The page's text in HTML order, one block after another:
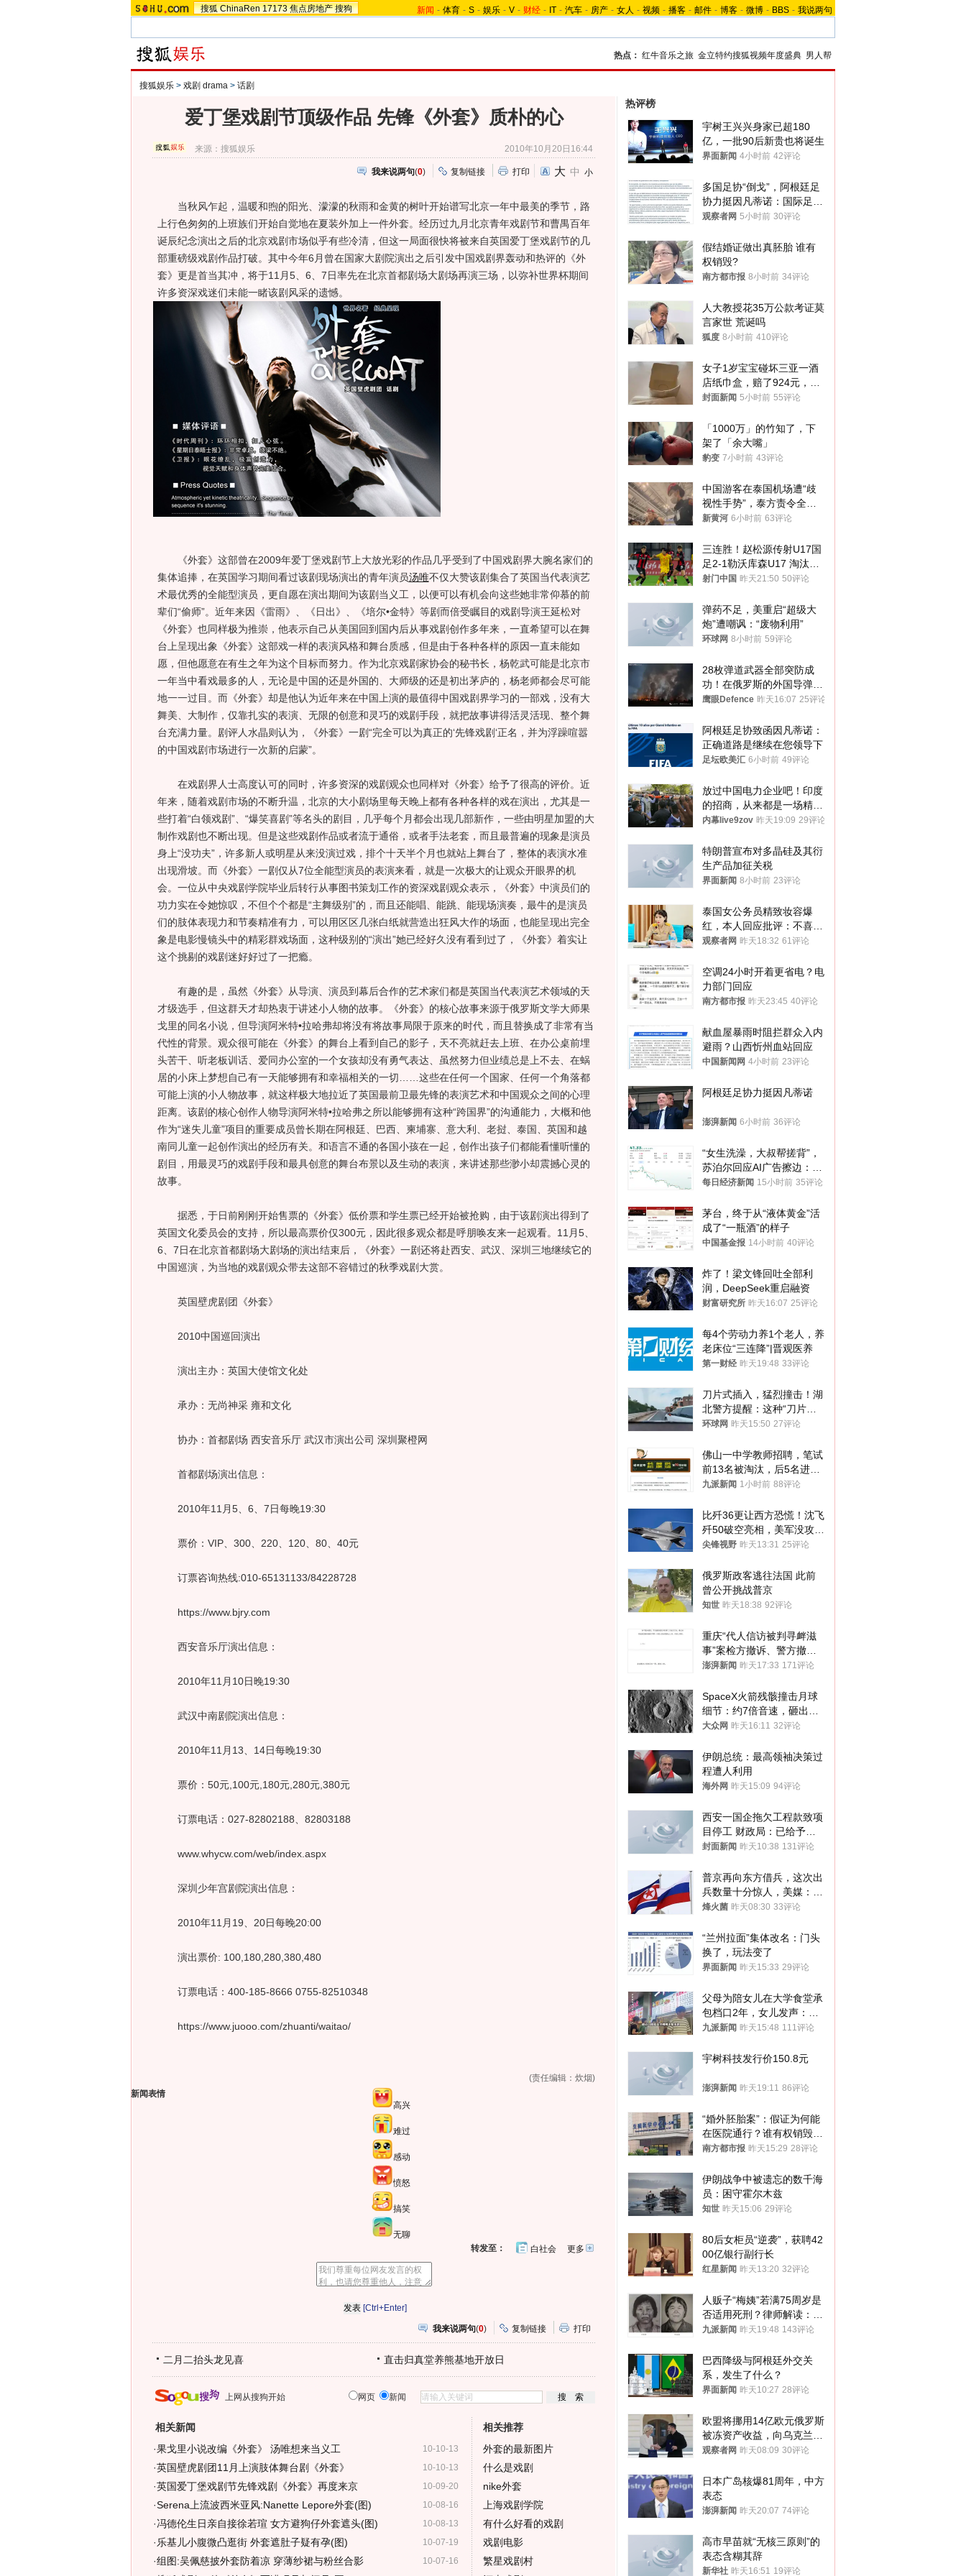
搜狐 ChinaRen 17173 焦点房地产 搜狗 新闻 - 体育 - S - 娱乐 - V - 财经 - IT - 汽车 - 房产 - 女人 - 视频 - 播客 - 邮件 - 博客 - 微博 - BBS - 我说两句
热点： 红牛音乐之旅 金立特约搜狐视频年度盛典 男人帮
搜狐娱乐 > 戏剧 drama > 话剧
爱丁堡戏剧节顶级作品 先锋《外套》质朴的心
来源：搜狐娱乐 2010年10月20日16:44
我来说两句(0) 复制链接 打印 大 中 小
当秋风乍起，温暖和煦的阳光、濛濛的秋雨和金黄的树叶开始谱写北京一年中最美的季节，路
上行色匆匆的上班族们开始自觉地在夏装外加上一件外套。经历过九月北京青年戏剧节和曹禺百年
诞辰纪念演出之后的北京戏剧市场似乎有些冷清，但这一局面很快将被来自英国爱丁堡戏剧节的几
部重磅级戏剧作品打破。其中今年6月曾在国家大剧院演出之后引发中国戏剧界轰动和热评的《外
套》更是首当其冲，将于11月5、6、7日率先在北京首都剧场大剧场再演三场，以弥补世界杯期间
许多资深戏迷们未能一睹该剧风采的遗憾。
《外套》这部曾在2009年爱丁堡戏剧节上大放光彩的作品几乎受到了中国戏剧界大腕名家们的
集体追捧，在英国学习期间看过该剧现场演出的青年演员汤唯不仅大赞该剧集合了英国当代表演艺
术最优秀的全能型演员，更自愿在演出期间为该剧当义工，以便可以有机会向这些她非常仰慕的前
辈们“偷师”。近年来因《雷雨》、《日出》、《培尔•金特》等剧而倍受瞩目的戏剧导演王延松对
《外套》也同样极为推崇，他表示自己从美国回到国内后从事戏剧创作多年来，一直希望可以在舞
台上呈现出象《外套》这部戏一样的表演风格和舞台质感，但是由于各种各样的原因一直未能如
愿，但他愿意在有生之年为这个目标而努力。作为北京戏剧家协会的秘书长，杨乾武可能是北京市
一年当中看戏最多的人，无论是中国的还是外国的、大师级的还是初出茅庐的，杨老师都会尽可能
地一一过目。而《外套》却是他认为近年来在中国上演的最值得中国戏剧界学习的一部戏，没有大
舞美、大制作，仅靠扎实的表演、无限的创意和灵巧的戏剧手段，就把故事讲得活灵活现、整个舞
台充满力量。剧评人水晶则认为，《外套》一剧“完全可以为真正的‘先锋戏剧‘正名，并为浮躁喧嚣
的中国戏剧市场进行一次新的启蒙”。
在戏剧界人士高度认可的同时，许多资深的戏剧观众也同样对《外套》给予了很高的评价。近
年来，随着戏剧市场的不断升温，北京的大小剧场里每天晚上都有各种各样的戏在演出，尤其是一
些打着“白领戏剧”、“爆笑喜剧”等名头的剧目，几乎每个月都会出现几部新作，一些由明星加盟的大
制作戏剧也不断出现。但是这些戏剧作品或者流于通俗，或者手法老套，而且最普遍的现象是演员
身上“没功夫”，许多新人或明星从来没演过戏，排个十天半个月也就站上舞台了，整体的表演水准
出现滑坡。而《外套》一剧仅从7位全能型演员的表演来看，就是一次极大的让观众开眼界的机
会。一位从中央戏剧学院毕业后转行从事图书策划工作的资深戏剧观众表示，《外套》中演员们的
功力实在令她惊叹，不但个个都是“主舞级别”的，而且还能唱、能跳、能现场演奏，最牛的是演员
们的肢体表现力和节奏精准有力，可以用区区几张白纸就营造出狂风大作的场面，也能呈现出完全
象是电影慢镜头中的精彩群戏场面，这种级别的“演出”她已经好久没有看到过了，《外套》着实让
这个挑剔的戏剧迷好好过了一把瘾。
有趣的是，虽然《外套》从导演、演员到幕后合作的艺术家们都是英国当代表演艺术领域的天
才级选手，但这群天才却热衷于讲述小人物的故事。《外套》的核心故事来源于俄罗斯文学大师果
戈里的同名小说，但导演阿米特•拉哈弗却将没有将故事局限于原来的时代，而且替换成了非常有当
代性的背景。观众很可能在《外套》的舞台上看到自己的影子，天不亮就赶去上班、在办公桌前埋
头苦干、听老板训话、爱同办公室的一个女孩却没有勇气表达、虽然努力但业绩总是上不去、在蜗
居的小床上梦想自己有一天能够拥有和幸福相关的一切……这些在任何一个国家、任何一个角落都
可能上演的小人物故事，就这样极大地拉近了英国最前卫最先锋的表演艺术和中国观众之间的心理
距离。该剧的核心创作人物导演阿米特•拉哈弗之所以能够拥有这种“跨国界”的沟通能力，大概和他
作为“迷失儿童”项目的重要成员曾长期在阿根廷、巴西、柬埔寨、意大利、老挝、泰国、英国和越
南同儿童一起创作演出的经历有关。和语言不通的各国小孩在一起，创作出孩子们都能看懂听懂的
剧目，用最灵巧的戏剧手段和最具创意的舞台布景以及生动的表演，来讲述那些渺小却震撼心灵的
故事。
据悉，于日前刚刚开始售票的《外套》低价票和学生票已经开始被抢购，由于该剧演出得到了
英国文化委员会的支持，所以最高票价仅300元，因此很多观众都是呼朋唤友来一起观看。11月5、
6、7日在北京首都剧场大剧场的演出结束后，《外套》一剧还将赴西安、武汉、深圳三地继续它的
中国巡演，为当地的戏剧观众带去这部不容错过的秋季戏剧大赏。
英国壁虎剧团《外套》
2010中国巡回演出
演出主办：英国大使馆文化处
承办：无尚神采 雍和文化
协办：首都剧场 西安音乐厅 武汉市演出公司 深圳聚橙网
首都剧场演出信息：
2010年11月5、6、7日每晚19:30
票价：VIP、300、220、120、80、40元
订票咨询热线:010-65131133/84228728
https://www.bjry.com
西安音乐厅演出信息：
2010年11月10日晚19:30
武汉中南剧院演出信息：
2010年11月13、14日每晚19:30
票价：50元,100元,180元,280元,380元
订票电话：027-82802188、82803188
www.whycw.com/web/index.aspx
深圳少年宫剧院演出信息：
2010年11月19、20日每晚20:00
演出票价: 100,180,280,380,480
订票电话：400-185-8666 0755-82510348
https://www.juooo.com/zhuanti/waitao/
(责任编辑：炊烟)
新闻表情
高兴
难过
感动
愤怒
搞笑
无聊
更多开
转发至： 白社会
[Ctrl+Enter]
我来说两句(0) 复制链接 打印
二月二抬头龙见喜 直击归真堂养熊基地开放日
上网从搜狗开始 网页 新闻
相关新闻
10-10-13
·果戈里小说改编《外套》 汤唯想来当义工
10-10-13
·英国壁虎剧团11月上演肢体舞台剧《外套》
10-09-20
·英国爱丁堡戏剧节先锋戏剧《外套》再度来京
10-08-16
·Serena上流波西米亚风:Nanette Lepore外套(图)
10-08-13
·冯德伦生日亲自接徐若瑄 女方避狗仔外套遮头(图)
10-07-19
· 乐基儿小腹微凸逛街 外套遮肚子疑有孕(图)
10-07-16
·组图:吴佩慈披外套防着凉 穿薄纱裙与粉丝合影
相关推荐
外套的最新图片
什么是戏剧
nike外套
上海戏剧学院
有什么好看的戏剧
戏剧电影
繁星戏剧村
热评榜
宇树王兴兴身家已超180
亿，一批90后新贵也将诞生
界面新闻 4小时前 42评论
多国足协“倒戈”，阿根廷足
协力挺因凡蒂诺：国际足联
今后应继续在其领导下前行
观察者网 5小时前 30评论
假结婚证做出真胚胎 谁有
权销毁?
南方都市报 8小时前 34评论
人大教授花35万公款考证莫
言家世 荒诞吗
狐度 8小时前 410评论
女子1岁宝宝碰坏三亚一酒
店纸巾盒，赔了924元，发
帖吐槽后酒店退还一半的
封面新闻 5小时前 55评论
「1000万」的竹知了，下
架了「余大嘴」
豹变 7小时前 43评论
中国游客在泰国机场遭“歧
视性手势”，泰方责令全面
调查，对责任人采取最严厉
新黄河 6小时前 63评论
三连胜！赵松源传射U17国
足2-1勒沃库森U17 淘汰赛
将战河床
射门中国 昨天21:50 50评论
弹药不足，美重启“超级大
炮”遭嘲讽：“废物利用”
环球网 8小时前 59评论
28枚弹道武器全部突防成
功！在俄罗斯的外国导弹发
射车都是合法打击目标
鹰眼Defence 昨天16:07 25评论
阿根廷足协致函因凡蒂诺：
正确道路是继续在您领导下
足坛欧美汇 6小时前 49评论
放过中国电力企业吧！印度
的招商，从来都是一场精准
收割
内幕live9zov 昨天19:09 29评论
特朗普宣布对多晶硅及其衍
生产品加征关税
界面新闻 8小时前 23评论
泰国女公务员精致妆容爆
红，本人回应批评：不喜欢
就别看
观察者网 昨天18:32 61评论
空调24小时开着更省电？电
力部门回应
南方都市报 昨天23:45 40评论
献血屋暴雨时阻拦群众入内
避雨？山西忻州血站回应
中国新闻网 4小时前 23评论
阿根廷足协力挺因凡蒂诺
澎湃新闻 6小时前 36评论
“女生洗澡，大叔帮搓背”，
苏泊尔回应AI广告擦边：视
频全下架，已强化内容管理
每日经济新闻 15小时前 35评论
茅台，终于从“液体黄金”活
成了“一瓶酒”的样子
中国基金报 14小时前 40评论
炸了！梁文锋回吐全部利
润，DeepSeek重启融资
财富研究所 昨天16:07 25评论
每4个劳动力养1个老人，养
老床位“三连降”|晋观医养
第一财经 昨天19:48 33评论
刀片式插入，猛烈撞击！湖
北警方提醒：这种“刀片超
车”，太危险了
环球网 昨天15:50 27评论
佛山一中学教师招聘，笔试
前13名被淘汰，后5名进体
检，被疑萝卜岗，官方通
九派新闻 1小时前 88评论
比歼36更让西方恐慌！沈飞
歼50破空亮相，美军没攻克
的技术被拿下
尖锋视野 昨天13:31 25评论
俄罗斯政客逃往法国 此前
曾公开挑战普京
知世 昨天18:38 92评论
重庆“代人信访被判寻衅滋
事”案检方撤诉、警方撤
案，两被告人获国赔
澎湃新闻 昨天17:33 171评论
SpaceX火箭残骸撞击月球
细节：约7倍音速，砸出直
径约30米撞击坑
大众网 昨天16:11 32评论
伊朗总统：最高领袖决策过
程遭人利用
海外网 昨天15:09 94评论
西安一国企拖欠工程款致项
目停工 财政局：已给予处
分，正督促整改
封面新闻 昨天10:38 131评论
普京再向东方借兵，这次出
兵数量十分惊人，美媒：俄
朝要动真格？
烽火菌 昨天08:30 33评论
“兰州拉面”集体改名：门头
换了，玩法变了
界面新闻 昨天15:33 29评论
父母为陪女儿在大学食堂承
包档口2年，女儿发声：初
衷是为了陪伴，毕业后将不
九派新闻 昨天15:48 111评论
宇树科技发行价150.8元
澎湃新闻 昨天19:11 86评论
“婚外胚胎案”：假证为何能
在医院通行？谁有权销毁胚
胎？
南方都市报 昨天15:29 28评论
伊朗战争中被遗忘的数千海
员：困守霍尔木兹
知世 昨天15:06 29评论
80后女柜员“逆袭”，获聘42
00亿银行副行长
红星新闻 昨天13:20 32评论
人贩子“梅姨”若满75周岁是
否适用死刑？律师解读：很
大概率不会被判处死刑
九派新闻 昨天19:48 143评论
巴西降级与阿根廷外交关
系，发生了什么？
界面新闻 昨天10:27 28评论
欧盟将挪用14亿欧元俄罗斯
被冻资产收益，向乌克兰提
供援助
观察者网 昨天08:09 30评论
日本广岛核爆81周年，中方
表态
澎湃新闻 昨天20:07 74评论
高市早苗就“无核三原则”的
表态含糊其辞
新华社 昨天16:51 19评论